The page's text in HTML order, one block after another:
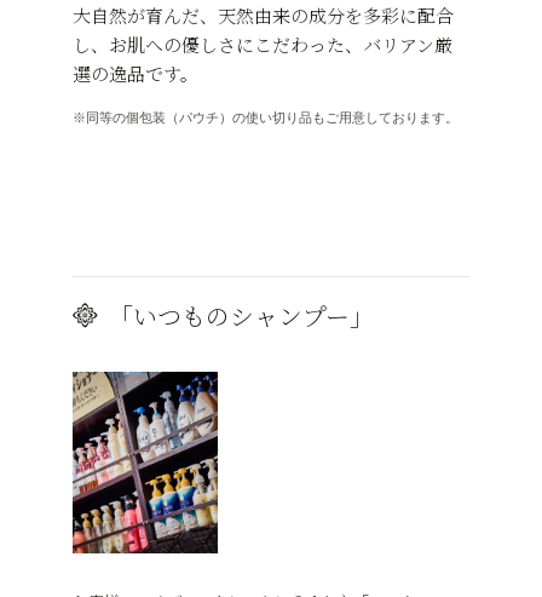
大自然が育んだ、天然由来の成分を多彩に配合
し、お肌への優しさにこだわった、バリアン厳
選の逸品です。
同等の個包装（パウチ）の使い切り品もご用意しております。
「いつものシャンプー」